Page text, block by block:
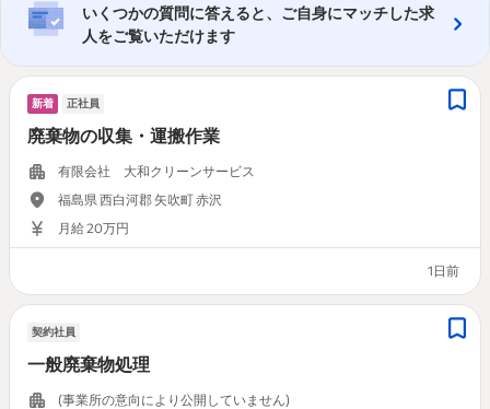
いくつかの質問に答えると、ご自身にマッチした求
人をご覧いただけます
新着 正社員
廃棄物の収集・運搬作業
有限会社 大和クリーンサービス
福島県 西白河郡 矢吹町 赤沢
月給 20万円
1日前
契約社員
一般廃棄物処理
(事業所の意向により公開していません)